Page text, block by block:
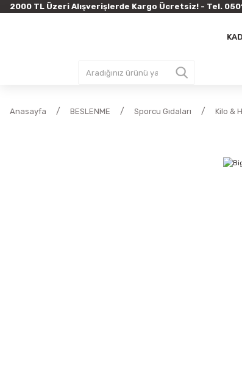
2000 TL Üzeri Alışverişlerde Kargo Ücretsiz! - Tel. 0501
Anasayfa BESLENME Sporcu Gıdaları Kilo &